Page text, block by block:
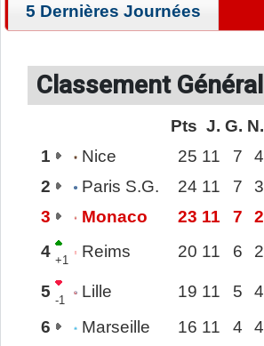
5 Dernières Journées
Classement Général
Pts J. G. N.
1
Nice 25 11 7 4
2
Paris S.G. 24 11 7 3
3
Monaco 23 11 7 2
4 +1 Reims 20 11 6 2
5 -1 Lille 19 11 5 4
6
Marseille 16 11 4 4